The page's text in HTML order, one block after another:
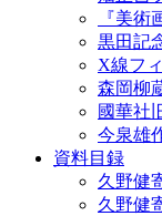
『美
黒田記
X線フ
森岡柳
國華社
今泉雄
資料目録
久野健
久野健